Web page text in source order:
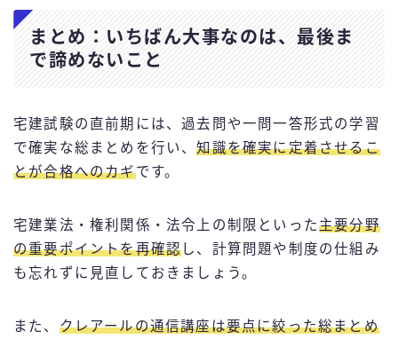
まとめ：いちばん大事なのは、最後ま
で諦めないこと
宅建試験の直前期には、過去問や一問一答形式の学習
で確実な総まとめを行い、知識を確実に定着させるこ
とが合格へのカギです。
宅建業法・権利関係・法令上の制限といった主要分野
の重要ポイントを再確認し、計算問題や制度の仕組み
も忘れずに見直しておきましょう。
また、 クレアールの通信講座は要点に絞った総まとめ